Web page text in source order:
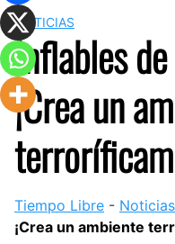
NOTICIAS
Inflables
¡Crea un
Tiempo Libre - Noticias
¡Crea un ambiente